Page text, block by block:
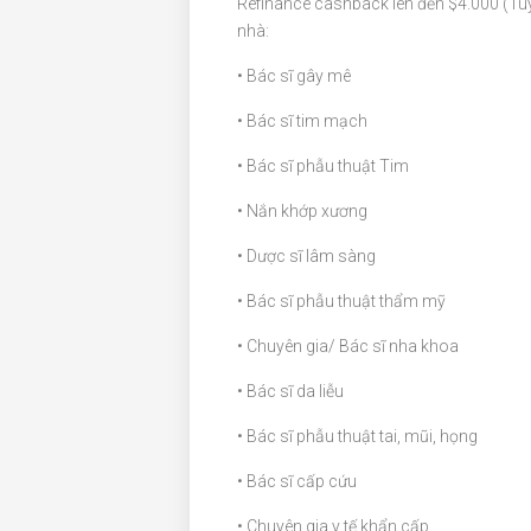
nhà:
• Bác sĩ gây mê
• Bác sĩ tim mạch
• Bác sĩ phẫu thuật Tim
• Nắn khớp xương
• Dược sĩ lâm sàng
• Bác sĩ phẫu thuật thẩm mỹ
• Chuyên gia/ Bác sĩ nha khoa
• Bác sĩ da liễu
• Bác sĩ phẫu thuật tai, mũi, họng
• Bác sĩ cấp cứu
• Chuyên gia y tế khẩn cấp